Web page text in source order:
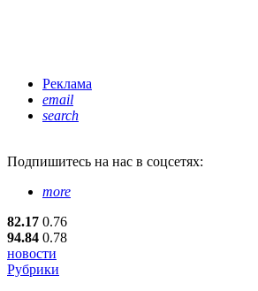
Реклама
email
search
Подпишитесь на нас в соцсетях:
more
82.17 0.76
94.84 0.78
новости
Рубрики